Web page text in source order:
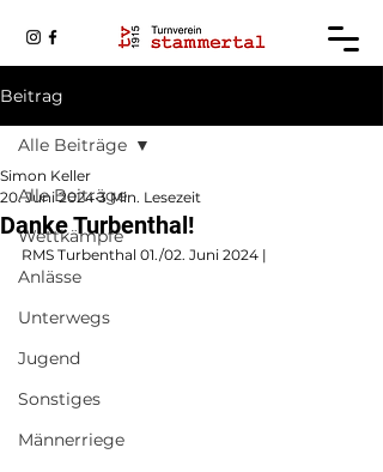
Beitrag
Alle Beiträge
Wettkämpfe
Anlässe
Unterwegs
Jugend
Sonstiges
Männerriege
Alle Beiträge
Danke Turbenthal!
Simon Keller
20. Juni 2024 3 Min. Lesezeit
RMS Turbenthal 01./02. Juni 2024 |